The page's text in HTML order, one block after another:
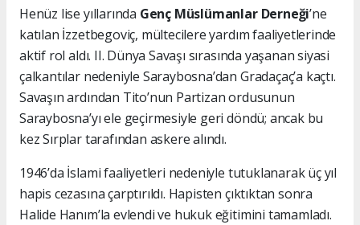
Henüz lise yıllarında Genç Müslümanlar Derneği’ne
katılan İzzetbegoviç, mültecilere yardım faaliyetlerinde
aktif rol aldı. II. Dünya Savaşı sırasında yaşanan siyasi
çalkantılar nedeniyle Saraybosna’dan Gradaçaç’a kaçtı.
Savaşın ardından Tito’nun Partizan ordusunun
Saraybosna’yı ele geçirmesiyle geri döndü; ancak bu
kez Sırplar tarafından askere alındı.
1946’da İslami faaliyetleri nedeniyle tutuklanarak üç yıl
hapis cezasına çarptırıldı. Hapisten çıktıktan sonra
Halide Hanım’la evlendi ve hukuk eğitimini tamamladı.